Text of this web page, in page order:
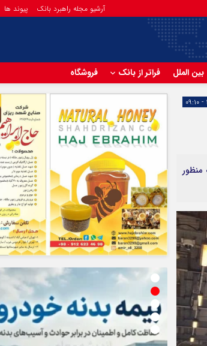
آرشیو مجله راهبرد بانک پیوند ها
بین الملل فراتر از بانک فروشگاه
اینستاگرام
تلگرام
آپارات